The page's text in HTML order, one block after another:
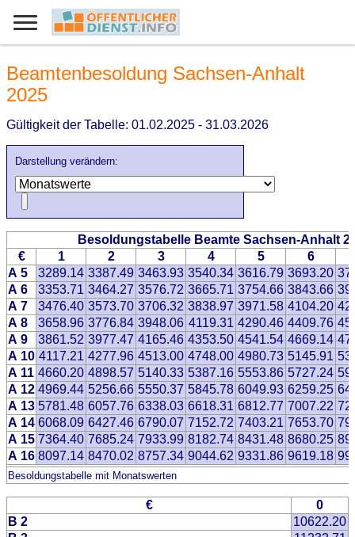
Darstellung verändern:
Beamtenbesoldung Sachsen-Anhalt
2025
Gültigkeit der Tabelle: 01.02.2025 - 31.03.2026
Besoldungstabelle Beamte Sachsen-Anhalt
€
1 2 3 4 5
6
A 5
3289.14 3387.49 3463.93 3540.34 3616.79 3693.20
A 6
3353.71 3464.27 3576.72 3665.71 3754.66 3843.66
A 7
3476.40 3573.70 3706.32 3838.97 3971.58 4104.20
A 8
3658.96 3776.84 3948.06 4119.31 4290.46 4409.76
A 9
3861.52 3977.47 4165.46 4353.50 4541.54 4669.14
A 10 4117.21 4277.96 4513.00 4748.00 4980.73 5145.91
A 11 4660.20 4898.57 5140.33 5387.16 5553.86 5727.24
A 12 4969.44 5256.66 5550.37 5845.78 6049.93 6259.25
A 13 5781.48 6057.76 6338.03 6618.31 6812.77 7007.22
A 14 6068.09 6427.46 6790.07 7152.72 7403.21 7653.70
A 15 7364.40 7685.24 7933.99 8182.74 8431.48 8680.25
A 16 8097.14 8470.02 8757.34 9044.62 9331.86 9619.18
Besoldungstabelle mit Monatswerten
€
0
B 2
10622.20